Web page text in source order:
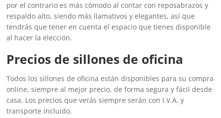
por el contrario es más cómodo al contar con reposabrazos y
respaldo alto, siendo más llamativos y elegantes, así que
tendrás que tener en cuenta el espacio que tienes disponible
al hacer la elección.
Precios de sillones de oficina
Todos los sillones de oficina están disponibles para su compra
online, siempre al mejor precio, de forma segura y fácil desde
casa. Los precios que verás siempre serán con I.V.A. y
transporte incluido.